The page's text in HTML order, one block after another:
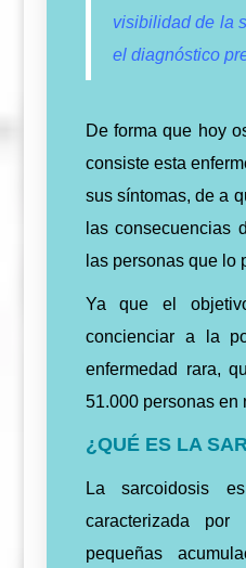
visibilidad de la
el diagnóstico
De forma que hoy
consiste esta
sus síntomas, de a
las consecuencias
las personas que lo
Ya que el
concienciar a la
enfermedad rara,
51.000 personas en
¿QUÉ ES LA
La sarcoidosis
caracterizada
pequeñas